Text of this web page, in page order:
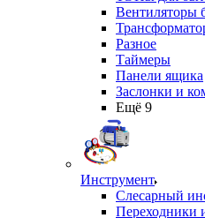
Вентиляторы
Разное
Таймеры
Панели ящика
Заслонки и
Ещё 9
Инструмент
Слесарный
Переходники